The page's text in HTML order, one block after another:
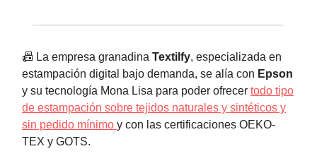
📠 La empresa granadina Textilfy, especializada en
estampación digital bajo demanda, se alía con Epson
y su tecnología Mona Lisa para poder ofrecer todo tipo
de estampación sobre tejidos naturales y sintéticos y
sin pedido mínimo y con las certificaciones OEKO-
TEX y GOTS.